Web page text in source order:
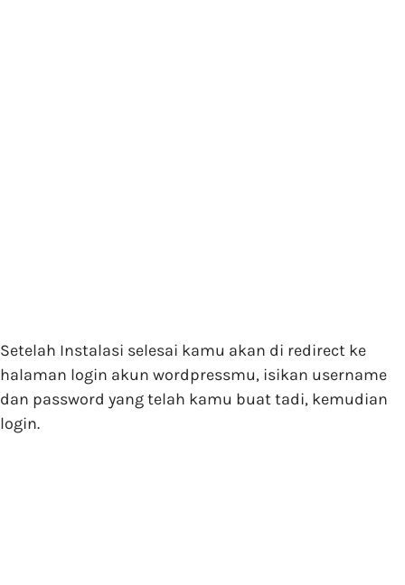
Setelah Instalasi selesai kamu akan di redirect ke
halaman login akun wordpressmu, isikan username
dan password yang telah kamu buat tadi, kemudian
login.